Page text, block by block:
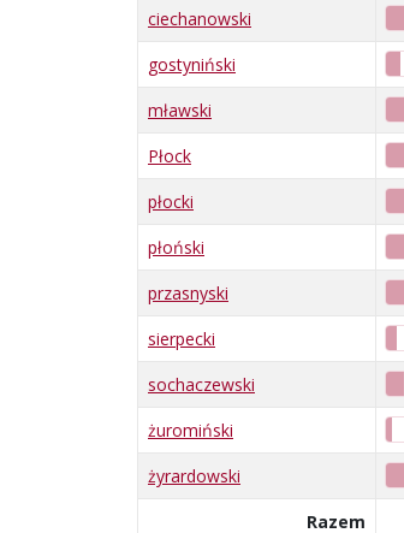
ciechanowski
gostyniński
mławski
Płock
płocki
płoński
przasnyski
sierpecki
sochaczewski
żuromiński
żyrardowski
Razem